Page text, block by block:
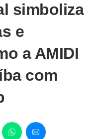
simboliza
e
a AMIDI
com